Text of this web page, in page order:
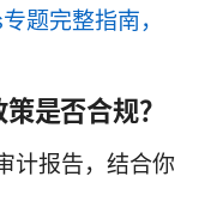
题完整指南，
是否合规？
计报告，结合你